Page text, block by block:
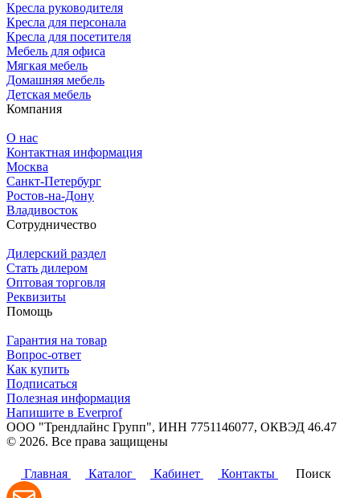
Кресла руководителя
Кресла для персонала
Кресла для посетителя
Мебель для офиса
Мягкая мебель
Домашняя мебель
Детская мебель
Компания
О нас
Контактная информация
Москва
Санкт-Петербург
Ростов-на-Дону
Владивосток
Сотрудничество
Дилерский раздел
Стать дилером
Оптовая торговля
Реквизиты
Помощь
Гарантия на товар
Вопрос-ответ
Как купить
Подписаться
Полезная информация
Напишите в Everprof
ООО "Трендлайнс Групп", ИНН 7751146077, ОКВЭД 46.47
© 2026. Все права защищены
Главная
Каталог Кабинет Контакты Поиск